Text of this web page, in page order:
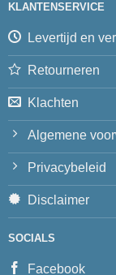
KLANTENSERVICE
Levertijd en
Retourneren
Klachten
Algemene
Privacybeleid
Disclaimer
SOCIALS
Facebook